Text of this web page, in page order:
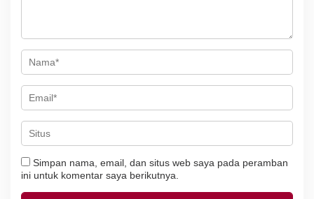
Simpan nama, email, dan situs web saya pada peramban
ini untuk komentar saya berikutnya.